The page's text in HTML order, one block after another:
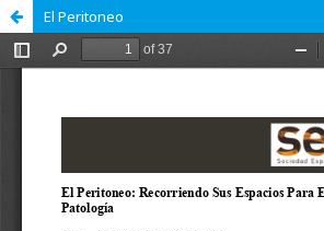
El Peritoneo